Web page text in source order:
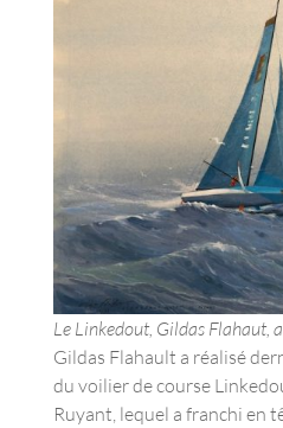
Le Linkedout, Gildas Flahaut,
Gildas Flahault a réalisé
du voilier de course
Ruyant, lequel a franchi en